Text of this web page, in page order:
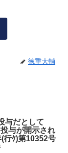
徳重大輔
与だとして
与が開示され
行ｹ)第10352号